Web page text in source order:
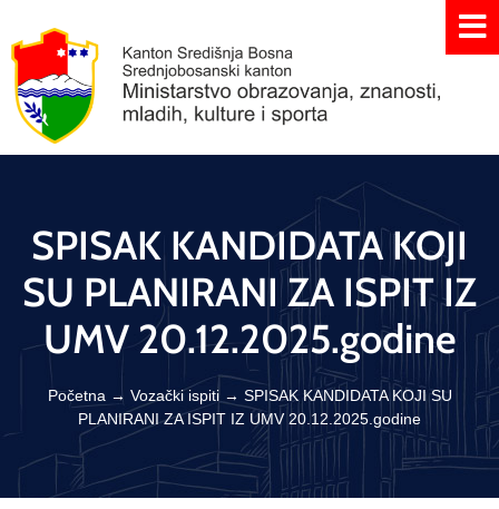
SPISAK KANDIDATA KOJI
SU PLANIRANI ZA ISPIT IZ
UMV 20.12.2025.godine
Početna → Vozački ispiti→ SPISAK KANDIDATA KOJI SU
PLANIRANI ZA ISPIT IZ UMV 20.12.2025.godine